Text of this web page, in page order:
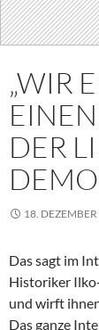
„WIR
DER
18.
Das sagt im
Historiker
und wirft
Das ganze